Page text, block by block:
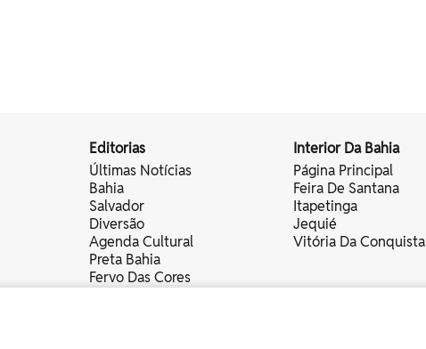
Editorias
Últimas Notícias
Bahia
Salvador
Diversão
Agenda Cultural
Preta Bahia
Fervo Das Cores
Interior Da Bahia
Página Principal
Feira De Santana
Itapetinga
Jequié
Vitória Da Conquista